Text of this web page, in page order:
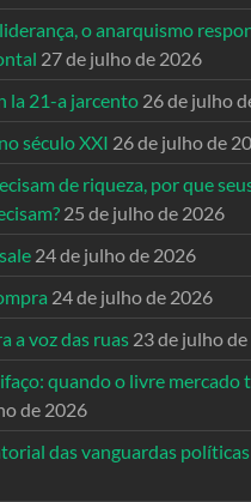
o anarquismo
27 de julho de 2026
la 21-a jarcento 26 de julho
século XXI 26 de julho de
de riqueza, por que
25 de julho de 2026
24 de julho de 2026
24 de julho de 2026
a voz das ruas 23 de julho
quando o livre mercado
de 2026
das vanguardas políticas